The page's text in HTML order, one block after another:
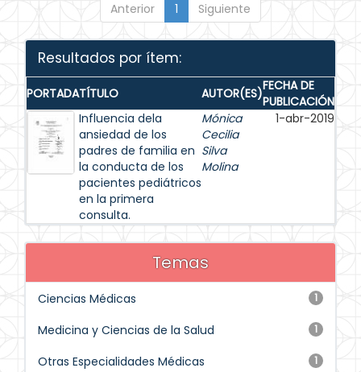
Anterior 1 Siguiente
Resultados por ítem:
PORTADATÍTULO AUTOR(ES)FECHA DE
PUBLICACIÓN
Influencia dela
ansiedad de los
padres de familia en
la conducta de los
pacientes pediátricos
en la primera
consulta.
Mónica
Cecilia
Silva
Molina
1-abr-2019
Temas
1
Ciencias Médicas
1
Medicina y Ciencias de la Salud
1
Otras Especialidades Médicas